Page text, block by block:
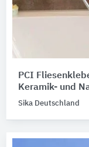
PCI
Keramik- und
Sika Deutschland